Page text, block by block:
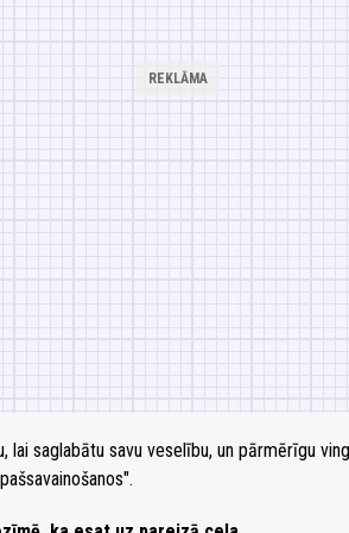
lai saglabātu savu veselību, un pārmērīgu